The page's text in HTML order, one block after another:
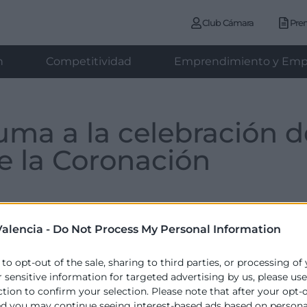
- Do Not Process My Personal Information
to opt-out of the sale, sharing to third parties, or processing of
sensitive information for targeted advertising by us, please
to confirm your selection. Please note that after your opt-
Club Cámara
Competitividad Emprendimiento y
a la celebración
la Coronación
martes , 09 de mayo de 2023
de la Coronación Canónica de la Virgen de los
más de doscientos empresarios. La Cámara de